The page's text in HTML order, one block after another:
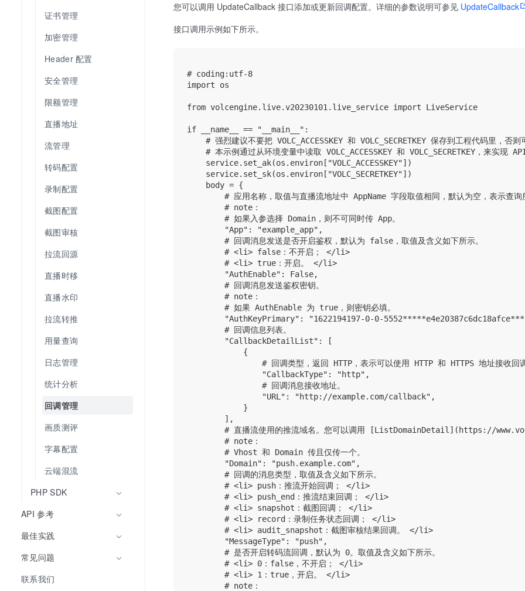
证书管理
加密管理
Header 配置
安全管理
限额管理
直播地址
流管理
转码配置
录制配置
截图配置
截图审核
拉流回源
直播时移
直播水印
拉流转推
用量查询
日志管理
统计分析
回调管理
画质测评
字幕配置
云端混流
PHP SDK
API 参考
最佳实践
常见问题
联系我们
您可以调用 UpdateCallback 接口添加或更新回调配置。详细的参数说明可参见 UpdateCallback
接口调用示例如下所示。
# coding:utf-8
import os
from volcengine.live.v20230101.live_service import LiveService
if __name__ == "__main__":
# 强烈建议不要把 VOLC_ACCESSKEY 和 VOLC_SECRETKEY 保存到工程代码里，否则
# 本示例通过从环境变量中读取 VOLC_ACCESSKEY 和 VOLC_SECRETKEY，来实现
    service.set_ak(os.environ["VOLC_ACCESSKEY"])
    service.set_sk(os.environ["VOLC_SECRETKEY"])
    body = {
# 应用名称，取值与直播流地址中 AppName 字段取值相同，默认为空，表示查
        # note：
        # 如果入参选择 Domain，则不可同时传 App。
        "App": "example_app",
        # 回调消息发送是否开启鉴权，默认为 false，取值及含义如下所示。
        # <li> false：不开启； </li>
        # <li> true：开启。 </li>
        "AuthEnable": False,
        # 回调消息发送鉴权密钥。
        # note：
        # 如果 AuthEnable 为 true，则密钥必填。
"AuthKeyPrimary": "1622194197-0-0-
        # 回调信息列表。
        "CallbackDetailList": [
            {
# 回调类型，返回 HTTP，表示可以使用 HTTP 和 HTTPS 地址接收回
                "CallbackType": "http",
                # 回调消息接收地址。
                "URL": "http://example.com/callback",
            }
        ],
# 直播流使用的推流域名。您可以调用 [ListDomainDetail](https://
        # note：
        # Vhost 和 Domain 传且仅传一个。
        "Domain": "push.example.com",
        # 回调的消息类型，取值及含义如下所示。
        # <li> push：推流开始回调； </li>
        # <li> push_end：推流结束回调； </li>
        # <li> snapshot：截图回调； </li>
        # <li> record：录制任务状态回调； </li>
        # <li> audit_snapshot：截图审核结果回调。 </li>
        "MessageType": "push",
        # 是否开启转码流回调，默认为 0。取值及含义如下所示。
        # <li> 0：false，不开启； </li>
        # <li> 1：true，开启。 </li>
        # note：